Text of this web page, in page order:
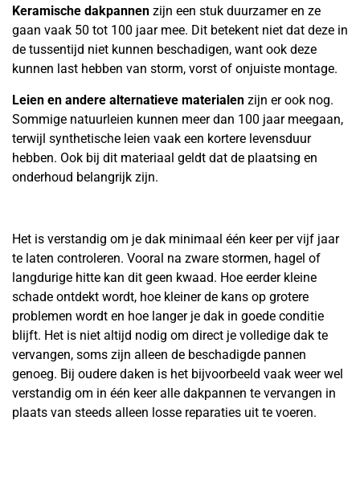
Keramische dakpannen zijn een stuk duurzamer en ze
gaan vaak 50 tot 100 jaar mee. Dit betekent niet dat deze in
de tussentijd niet kunnen beschadigen, want ook deze
kunnen last hebben van storm, vorst of onjuiste montage.
Leien en andere alternatieve materialen zijn er ook nog.
Sommige natuurleien kunnen meer dan 100 jaar meegaan,
terwijl synthetische leien vaak een kortere levensduur
hebben. Ook bij dit materiaal geldt dat de plaatsing en
onderhoud belangrijk zijn.
Het is verstandig om je dak minimaal één keer per vijf jaar
te laten controleren. Vooral na zware stormen, hagel of
langdurige hitte kan dit geen kwaad. Hoe eerder kleine
schade ontdekt wordt, hoe kleiner de kans op grotere
problemen wordt en hoe langer je dak in goede conditie
blijft. Het is niet altijd nodig om direct je volledige dak te
vervangen, soms zijn alleen de beschadigde pannen
genoeg. Bij oudere daken is het bijvoorbeeld vaak weer wel
verstandig om in één keer alle dakpannen te vervangen in
plaats van steeds alleen losse reparaties uit te voeren.